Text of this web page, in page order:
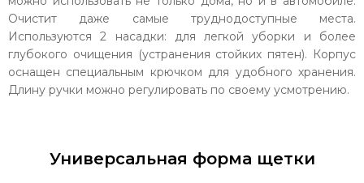
Очистит даже самые труднодоступные места.
Используются 2 насадки: для легкой уборки и более
глубокого очищения (устранения стойких пятен). Корпус
оснащен специальным крючком для удобного хранения.
Длину ручки можно регулировать по своему усмотрению.
Универсальная форма щетки